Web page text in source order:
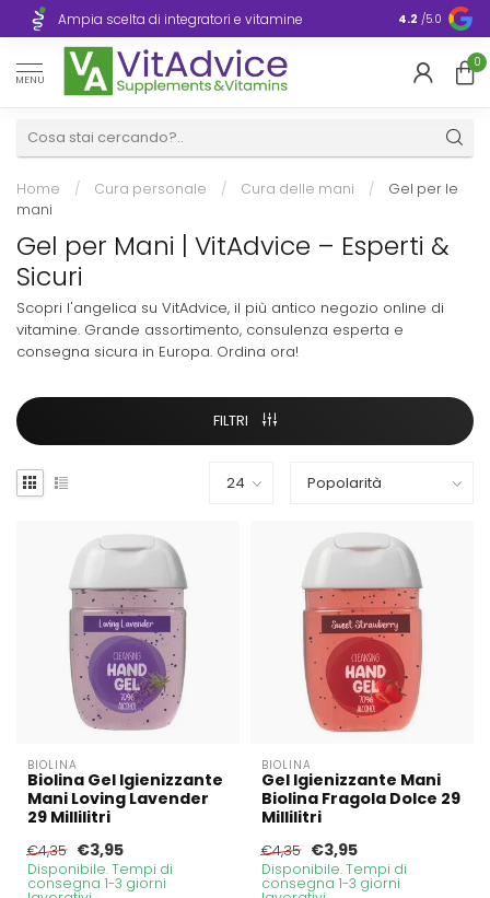
Ampia scelta di integratori e vitamine Consegna
Europa
4.2 /5.0
MENU
0
Home / Cura personale / Cura delle mani /
Gel per le
mani
Gel per Mani | VitAdvice – Esperti &
Sicuri
Scopri l'angelica su VitAdvice, il più antico negozio online di
vitamine. Grande assortimento, consulenza esperta e
consegna sicura in Europa. Ordina ora!
FILTRI
BIOLINA
Biolina Gel Igienizzante
Mani Loving Lavender
29 Millilitri
€4,35 €3,95
Disponibile. Tempi di
consegna 1-3 giorni
BIOLINA
Gel Igienizzante Mani
Biolina Fragola Dolce 29
Millilitri
€4,35 €3,95
Disponibile. Tempi di
consegna 1-3 giorni